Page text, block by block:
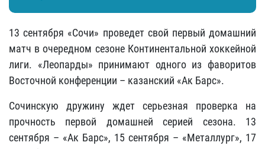
13 сентября «Сочи» проведет свой первый домашний
матч в очередном сезоне Континентальной хоккейной
лиги. «Леопарды» принимают одного из фаворитов
Восточной конференции – казанский «Ак Барс».
Сочинскую дружину ждет серьезная проверка на
прочность первой домашней серией сезона. 13
сентября – «Ак Барс», 15 сентября – «Металлург», 17